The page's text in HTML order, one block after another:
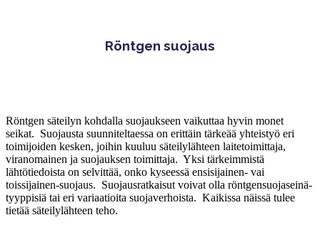
Röntgen suojaus
Röntgen säteilyn kohdalla suojaukseen vaikuttaa hyvin monet
seikat. Suojausta suunniteltaessa on erittäin tärkeää yhteistyö eri
toimijoiden kesken, joihin kuuluu säteilylähteen laitetoimittaja,
viranomainen ja suojauksen toimittaja. Yksi tärkeimmistä
lähtötiedoista on selvittää, onko kyseessä ensisijainen- vai
toissijainen-suojaus. Suojausratkaisut voivat olla röntgensuojaseinä-
tyyppisiä tai eri variaatioita suojaverhoista. Kaikissa näissä tulee
tietää säteilylähteen teho.